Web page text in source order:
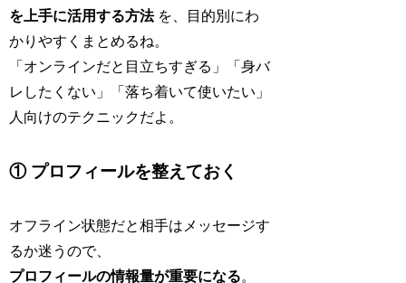
を上手に活用する方法を、目的別にわ
かりやすくまとめるね。
「オンラインだと目立ちすぎる」「身バ
レしたくない」「落ち着いて使いたい」
人向けのテクニックだよ。
① プロフィールを整えておく
オフライン状態だと相手はメッセージす
るか迷うので、
プロフィールの情報量が重要になる。